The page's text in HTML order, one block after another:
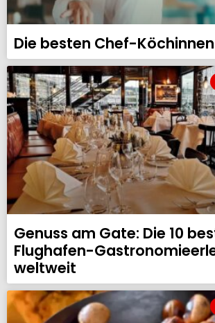
Die besten Chef-
Genuss am Gate: Die 10
Flughafen-
weltweit